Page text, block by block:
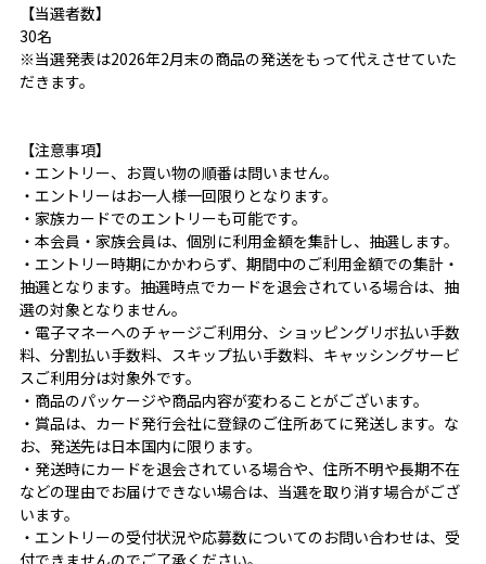
【当選者数】
30名
※当選発表は2026年2月末の商品の発送をもって代えさせていた
だきます。
【注意事項】
・エントリー、お買い物の順番は問いません。
・エントリーはお一人様一回限りとなります。
・家族カードでのエントリーも可能です。
・本会員・家族会員は、個別に利用金額を集計し、抽選します。
・エントリー時期にかかわらず、期間中のご利用金額での集計・
抽選となります。抽選時点でカードを退会されている場合は、抽
選の対象となりません。
・電子マネーへのチャージご利用分、ショッピングリボ払い手数
料、分割払い手数料、スキップ払い手数料、キャッシングサービ
スご利用分は対象外です。
・商品のパッケージや商品内容が変わることがございます。
・賞品は、カード発行会社に登録のご住所あてに発送します。な
お、発送先は日本国内に限ります。
・発送時にカードを退会されている場合や、住所不明や長期不在
などの理由でお届けできない場合は、当選を取り消す場合がござ
います。
・エントリーの受付状況や応募数についてのお問い合わせは、受
付できませんのでご了承ください。